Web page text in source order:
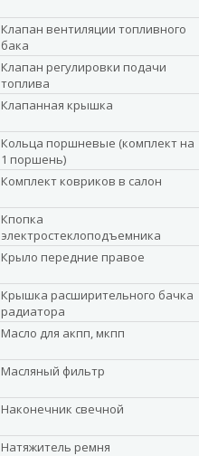
Клапан вентиляции топливного
бака
Клапан регулировки подачи
топлива
Клапанная крышка
Кольца поршневые (комплект на
1 поршень)
Комплект ковриков в салон
Кпопка
электростеклоподъемника
Крыло передние правое
Крышка расширительного бачка
радиатора
Масло для акпп, мкпп
Масляный фильтр
Наконечник свечной
Натяжитель ремня